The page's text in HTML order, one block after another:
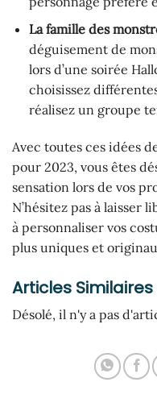
La famille des
déguisement de
lors d’une soirée
choisissez
réalisez un groupe
Avec toutes ces idées
pour 2023, vous êtes
sensation lors de vos
N’hésitez pas à laisser
à personnaliser vos
plus uniques et
Articles Similaires
Désolé, il n'y a pas